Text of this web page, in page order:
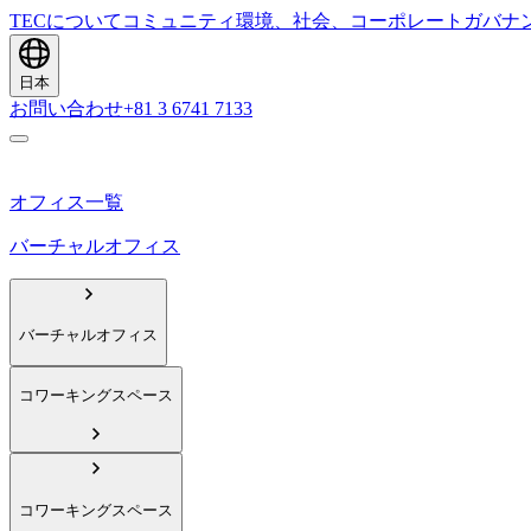
TECについて コミュニティ環境、社会、コーポレートガバナ
日本
お問い合わせ+81 3 6741 7133
オフィス一覧
バーチャルオフィス
バーチャルオフィス
コワーキングスペース
コワーキングスペース